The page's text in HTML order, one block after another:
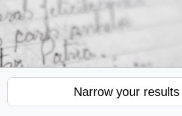
Narrow your results